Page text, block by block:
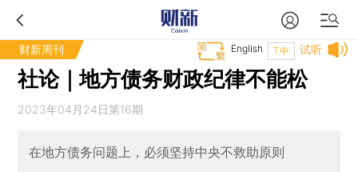
财新周刊 试听
T中
English
社论｜地方债务财政纪律不能松
2023年04月24日第16期
在地方债务问题上，必须坚持中央不救助原则